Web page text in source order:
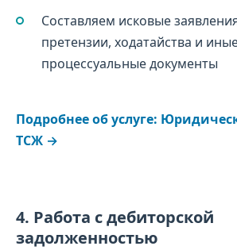
Составляем исковые
претензии, ходатайства и
процессуальные документы
Подробнее об услуге:
ТСЖ →
4. Работа с дебиторской
задолженностью